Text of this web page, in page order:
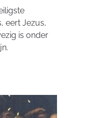
eert Jezus,
is onder